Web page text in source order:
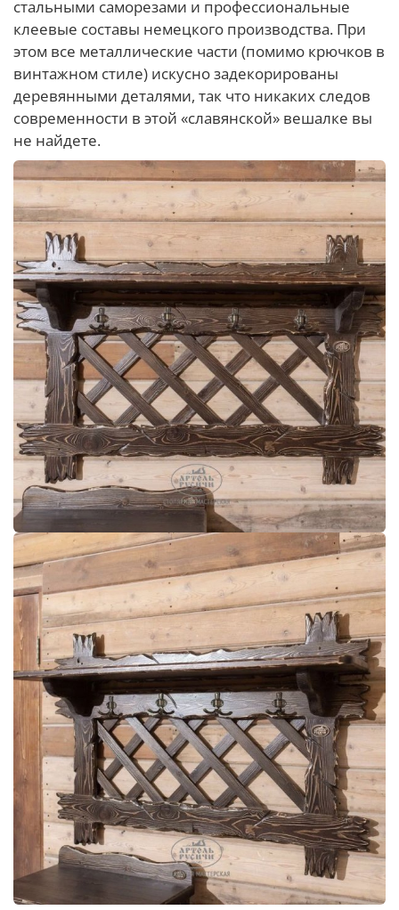
стальными саморезами и профессиональные
клеевые составы немецкого производства. При
этом все металлические части (помимо крючков в
винтажном стиле) искусно задекорированы
деревянными деталями, так что никаких следов
современности в этой «славянской» вешалке вы
не найдете.